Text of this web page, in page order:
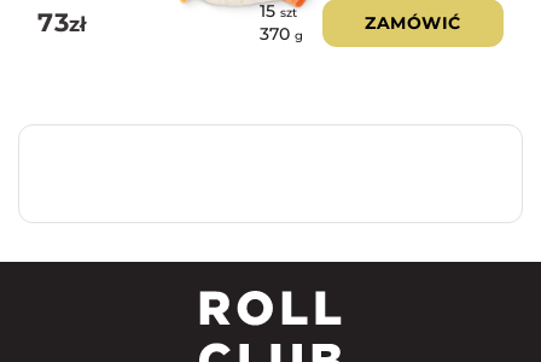
73zł
15szt
370 g
ZAMÓWIĆ